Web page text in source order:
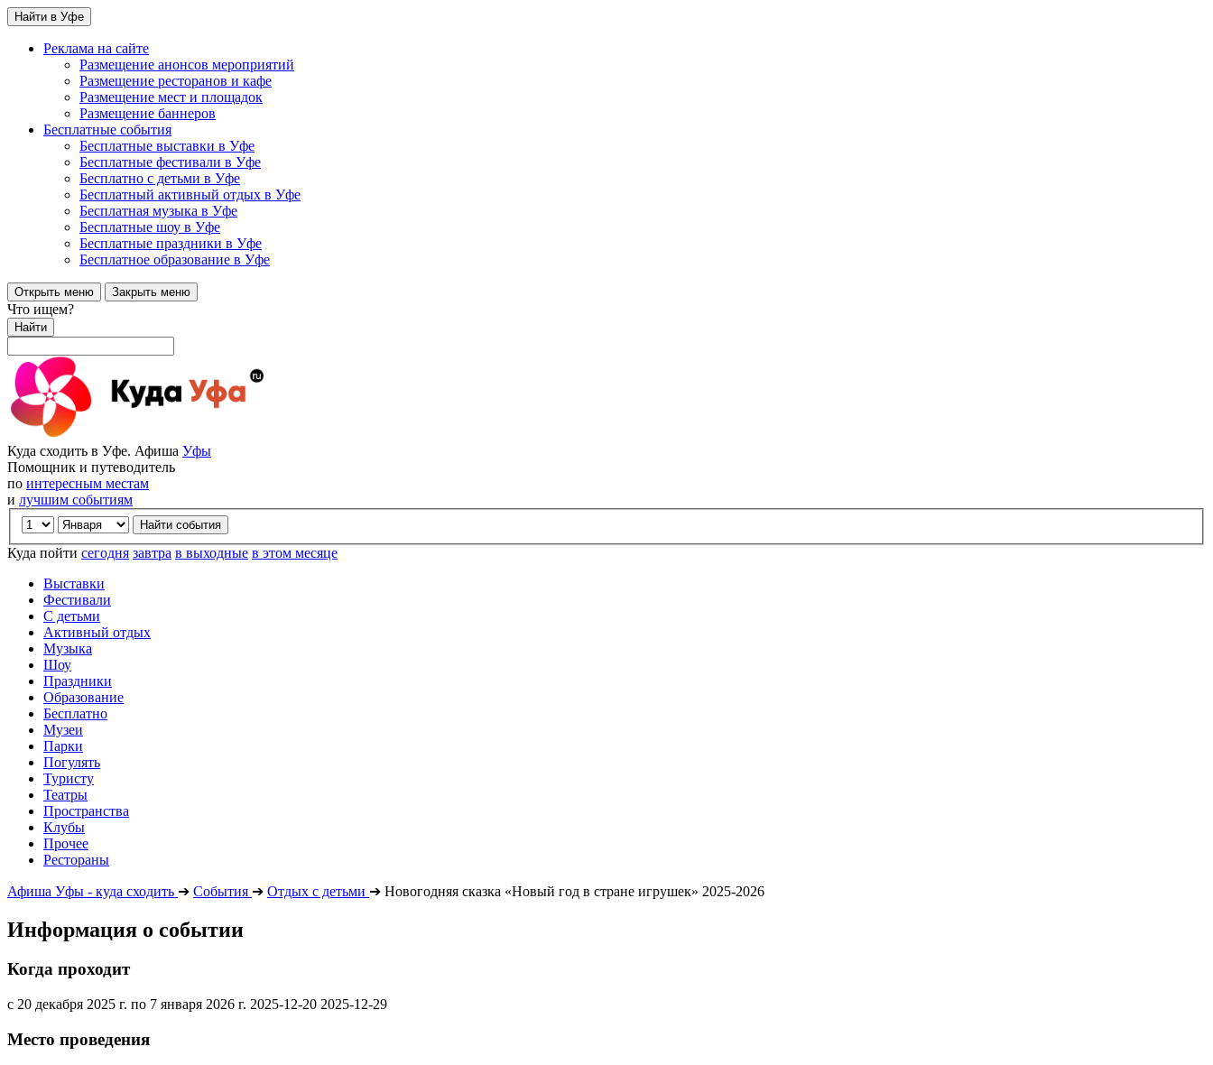
Найти в Уфе
Реклама на сайте
Размещение анонсов мероприятий
Размещение ресторанов и кафе
Размещение мест и площадок
Размещение баннеров
Бесплатные события
Бесплатные выставки в Уфе
Бесплатные фестивали в Уфе
Бесплатно с детьми в Уфе
Бесплатный активный отдых в Уфе
Бесплатная музыка в Уфе
Бесплатные шоу в Уфе
Бесплатные праздники в Уфе
Бесплатное образование в Уфе
Открыть меню Закрыть меню
Что ищем?
Найти
Куда сходить в Уфе. Афиша Уфы
Помощник и путеводитель
по интересным местам
и лучшим событиям
Куда пойти сегодня завтра в выходные в этом месяце
Выставки
Фестивали
С детьми
Активный отдых
Музыка
Шоу
Праздники
Образование
Бесплатно
Музеи
Парки
Погулять
Туристу
Театры
Пространства
Клубы
Прочее
Рестораны
Афиша Уфы - куда сходить ➔ События ➔ Отдых с детьми ➔ Новогодняя сказка «Новый год в стране игрушек» 2025-2026
Информация о событии
Когда проходит
с 20 декабря 2025 г. по 7 января 2026 г. 2025-12-20 2025-12-29
Место проведения